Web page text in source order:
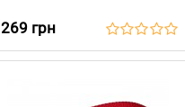
269 грн